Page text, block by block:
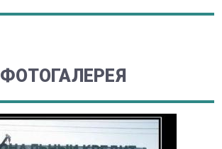
ФОТОГАЛЕРЕЯ